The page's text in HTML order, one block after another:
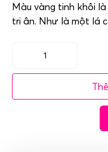
Màu vàng tinh khôi
tri ân. Như là một lá
Giỏ
hoa